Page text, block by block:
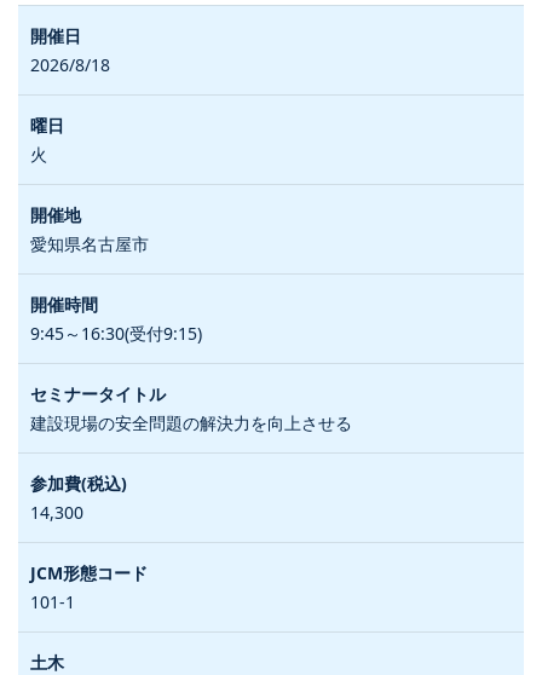
2026/8/18
火
愛知県名古屋市
9:45～16:30(受付9:15)
建設現場の安全問題の解決力を向上させる
14,300
101-1